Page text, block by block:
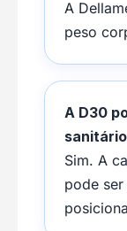
A
peso
A D30
Sim. A
pode